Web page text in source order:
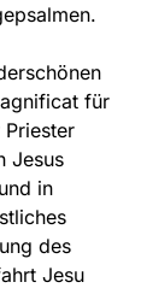
für
Jesus
in
des
Jesu